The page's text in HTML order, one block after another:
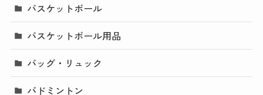
バスケットボール
バスケットボール用品
バッグ・リュック
バドミントン